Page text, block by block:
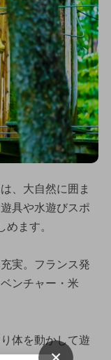
、大自然に囲ま
具や水遊びスポ
ます。
実。フランス発
ンチャー・米
体を動かして遊